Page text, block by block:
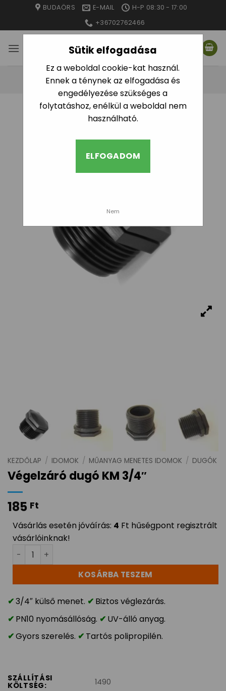
Sütik elfogadása
Ez a weboldal cookie-kat használ.
Ennek a ténynek az elfogadása és
engedélyezése szükséges a
folytatáshoz, enélkül a weboldal nem
használható.
ELFOGADOM
Nem
content
BUDAÖRS E-MAIL
H-P 08:30 - 17:00
+36702762466
KEZDŐLAP / IDOMOK / MŰANYAG MENETES IDOMOK / DUGÓK
Végelzáró dugó KM 3/4″
185 Ft
Vásárlás esetén jóváírás: 4 Ft hűségpont regisztrált
vásárlóinknak!
Végelzáró dugó KM 3/4" mennyiség
KOSÁRBA TESZEM
3/4″ külső menet.
Biztos véglezárás.
PN10 nyomásállóság.
UV-álló anyag.
Gyors szerelés.
Tartós polipropilén.
SZÁLLÍTÁSI
KÖLTSÉG:
1490